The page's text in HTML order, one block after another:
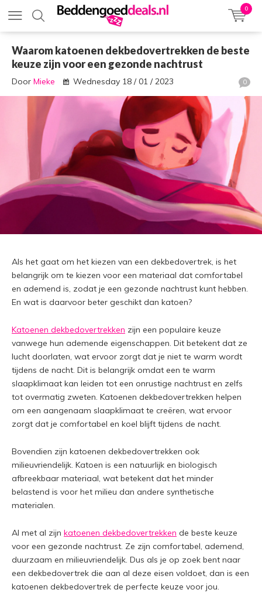
0
Waarom katoenen dekbedovertrekken de beste
keuze zijn voor een gezonde nachtrust
Door Mieke Wednesday 18 / 01 / 2023 0
Als het gaat om het kiezen van een dekbedovertrek, is het
belangrijk om te kiezen voor een materiaal dat comfortabel
en ademend is, zodat je een gezonde nachtrust kunt hebben.
En wat is daarvoor beter geschikt dan katoen?
Katoenen dekbedovertrekken zijn een populaire keuze
vanwege hun ademende eigenschappen. Dit betekent dat ze
lucht doorlaten, wat ervoor zorgt dat je niet te warm wordt
tijdens de nacht. Dit is belangrijk omdat een te warm
slaapklimaat kan leiden tot een onrustige nachtrust en zelfs
tot overmatig zweten. Katoenen dekbedovertrekken helpen
om een aangenaam slaapklimaat te creëren, wat ervoor
zorgt dat je comfortabel en koel blijft tijdens de nacht.
Bovendien zijn katoenen dekbedovertrekken ook
milieuvriendelijk. Katoen is een natuurlijk en biologisch
afbreekbaar materiaal, wat betekent dat het minder
belastend is voor het milieu dan andere synthetische
materialen.
Al met al zijn katoenen dekbedovertrekken de beste keuze
voor een gezonde nachtrust. Ze zijn comfortabel, ademend,
duurzaam en milieuvriendelijk. Dus als je op zoek bent naar
een dekbedovertrek die aan al deze eisen voldoet, dan is een
katoenen dekbedovertrek de perfecte keuze voor jou.